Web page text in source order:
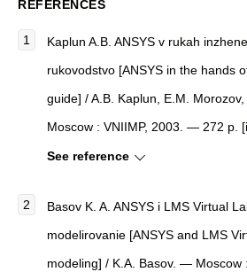
REFERENCES
Kaplun A.B. ANSYS v rukah
rukovodstvo [ANSYS in the hands
guide] / A.B. Kaplun, E.M.
Moscow : VNIIMP, 2003. — 272 p.
See reference
Basov K. A. ANSYS i LMS Virtual
modelirovanie [ANSYS and LMS
modeling] / K.A. Basov. —